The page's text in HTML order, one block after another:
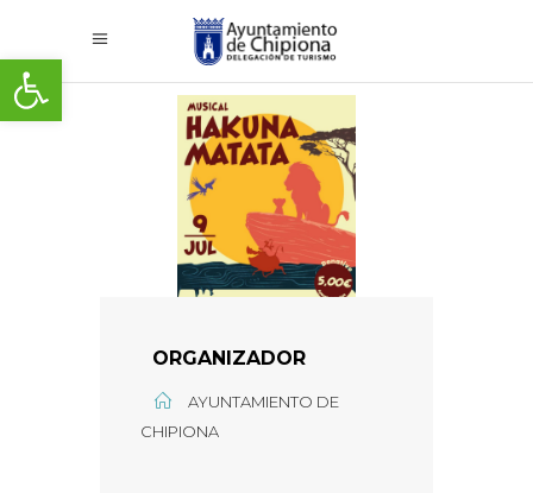
Abrir barra de herramientas
ORGANIZADOR
AYUNTAMIENTO DE
CHIPIONA